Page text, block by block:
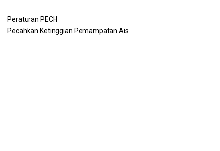
Peraturan PECH
Pecahkan Ketinggian Pemampatan Ais